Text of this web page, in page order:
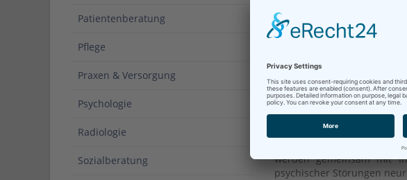
Patientenberatung
Pflege
Praxen & Versorgung
Psychologie
Radiologie
Sozialberatung
Schreibfertigkeiten
Persönlichkeitsdiagnostik
Psychische Störungen bei
wie z. B.
Affektive Störungen ohne
Somatoforme Störungen
Nach Abschluss der
sowie nach der
werden gemeinsam mit
psychischer Störungen